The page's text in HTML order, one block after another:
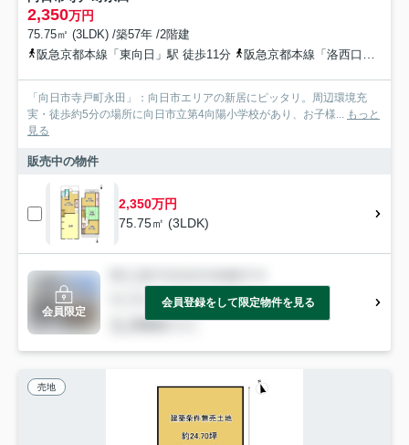
2,350万円
75.75㎡ (3LDK) /築57年 /2階建
阪急京都本線「東向日」駅 徒歩11分
阪急京都本線「洛西口」駅 徒歩13分
「向日市寺戸町永田」：向日市エリアの新居にピッタリ。周辺環境充
実・徒歩約5分の場所に向日市立第4向陽小学校があり、お子様... もっと
見る
販売中の物件
2,350万円
75.75㎡ (3LDK)
会員限定
会員登録をして限定物件を見る
売地